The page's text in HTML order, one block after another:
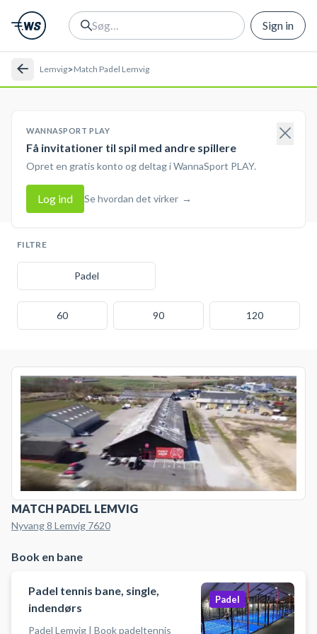
Sign in
Lemvig>Match Padel Lemvig
WANNASPORT PLAY
Få invitationer til spil med andre spillere
Opret en gratis konto og deltag i WannaSport PLAY.
Log ind Se hvordan det virker →
FILTRE
Padel
60 90 120
MATCH PADEL LEMVIG
Nyvang 8 Lemvig 7620
Book en bane
Padel tennis bane, single,
indendørs
Padel Lemvig | Book padeltennis
Padel